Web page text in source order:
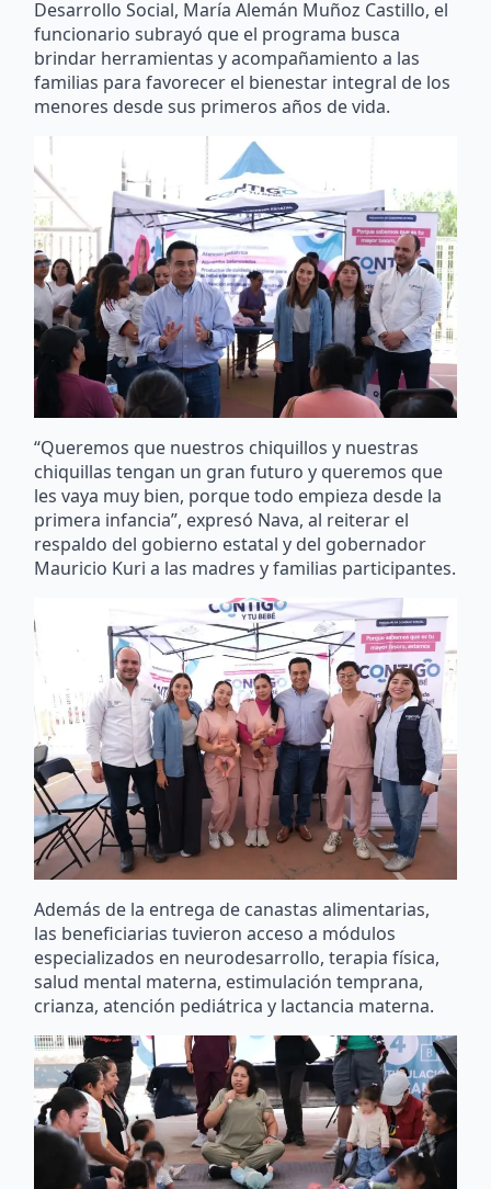
Desarrollo Social, María Alemán Muñoz Castillo, el
funcionario subrayó que el programa busca
brindar herramientas y acompañamiento a las
familias para favorecer el bienestar integral de los
menores desde sus primeros años de vida.
“Queremos que nuestros chiquillos y nuestras
chiquillas tengan un gran futuro y queremos que
les vaya muy bien, porque todo empieza desde la
primera infancia”, expresó Nava, al reiterar el
respaldo del gobierno estatal y del gobernador
Mauricio Kuri a las madres y familias participantes.
Además de la entrega de canastas alimentarias,
las beneficiarias tuvieron acceso a módulos
especializados en neurodesarrollo, terapia física,
salud mental materna, estimulación temprana,
crianza, atención pediátrica y lactancia materna.